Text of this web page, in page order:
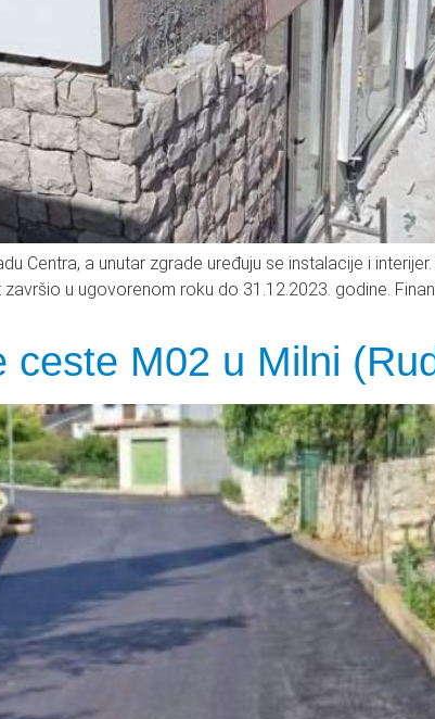
Centra, a unutar zgrade uređuju se instalacije i
u ugovorenom roku do 31.12.2023. godine.
M02 u Milni